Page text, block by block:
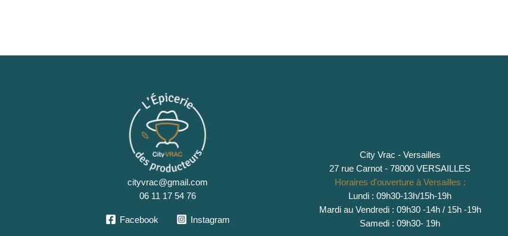
cityvrac@gmail.com
06 11 17 54 76
Facebook Instagram
City Vrac - Versailles
27 rue Carnot - 78000 VERSAILLES
Horaires d'ouverture à Versailles :
Lundi : 09h30-13h/15h-19h
Mardi au Vendredi : 09h30 -14h / 15h -19h
Samedi : 09h30- 19h